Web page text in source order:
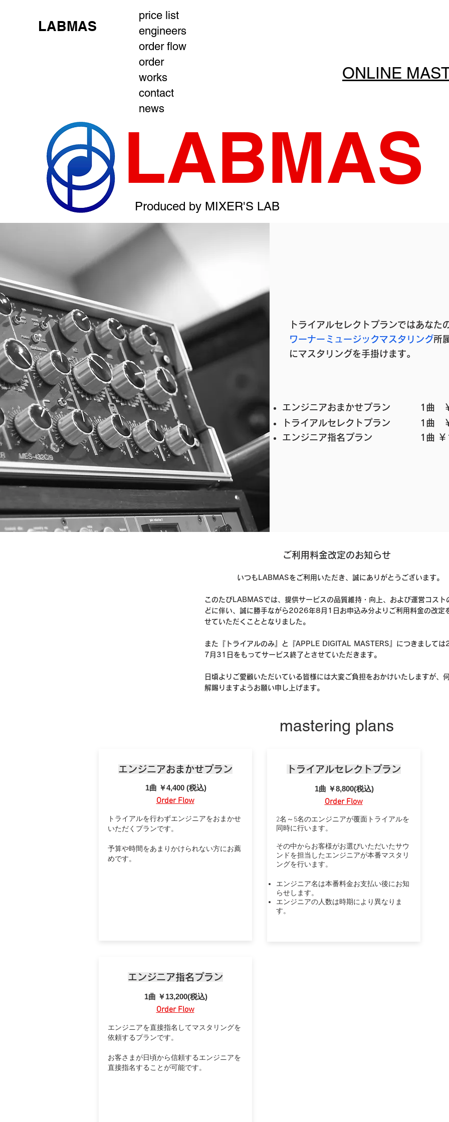
price list
engineers
order flow
order
works
contact
news
LABMAS
ONLINE
LABMAS
Produced by MIXER'S LAB
トライアルセレクトプランではあなた
ワーナーミュージックマスタリング所
にマスタリングを手掛けます。
エンジニアおまかせプラン
トライアルセレクトプラン
エンジニア指名プラン
1曲
1曲
1曲
ご利用料金改定のお知らせ
いつもLABMASをご利用いただき、誠にありがとうございます。
このたびLABMASでは、提供サービスの品質維持・向上、および運営コスト
どに伴い、誠に勝手ながら2026年8月1日お申込み分よりご利用料金の改定
せていただくこととなりました。
また『トライアルのみ』と『APPLE DIGITAL MASTERS』につきまして
7月31日をもってサービス終了とさせていただきます。
日頃よりご愛顧いただいている皆様には大変ご負担をおかけいたしますが、
解賜りますようお願い申し上げます。
mastering plans
エンジニアおまかせプラン
​1曲 ￥4,400 (税込)
Order Flow
トライアルを行わずエンジニアをおまかせ
いただくプランです。
予算や時間をあまりかけられない方にお薦
めです。
​トライアルセレクトプラン
​1曲 ￥8,800(税込)
OrderFlow
2名～5名のエンジニアが覆面トライアルを
同時に行います。
その中からお客様がお選びいただいたサウ
ンドを担当したエンジニアが本番マスタリ
ングを行います。​
エンジニア名は本番料金お支払い後にお知
らせします。
エンジニアの人数は時期により異なりま
す。
​エンジニア指名プラン
​1曲 ￥13,200(税込)
OrderFlow
エンジニアを直接指名してマスタリングを
依頼するプランです。
​お客さまが日頃から信頼するエンジニアを
直接指名することが可能です。